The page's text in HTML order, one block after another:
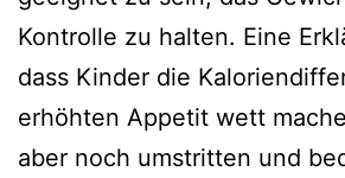
Kontrolle zu halten. Eine
dass Kinder die
erhöhten Appetit wett
aber noch umstritten und